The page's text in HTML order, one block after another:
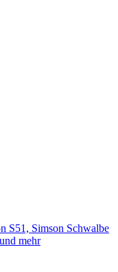
S51, Simson Schwalbe
mehr